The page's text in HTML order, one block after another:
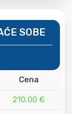
SOBE
Cena
210.00 €